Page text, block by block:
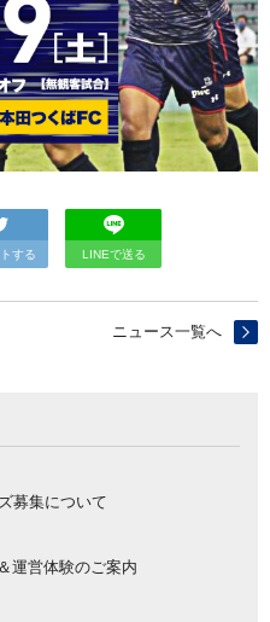
する LINEで送る
ニュース一覧へ
募集について
運営体験のご案内